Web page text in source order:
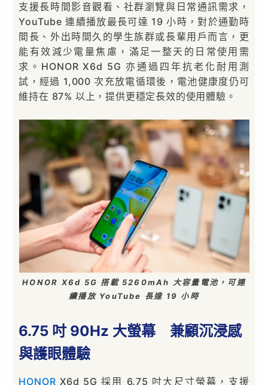
支援長時間影音觀看、社群瀏覽與日常通訊需求，
YouTube 連續播放最長可達 19 小時，對於通勤時
間長、外出時間久的學生族群或長輩用戶而言，更
能有效減少電量焦慮，滿足一整天的日常使用需
求。HONOR X6d 5G 亦通過四年抗老化耐用測
試，經過 1,000 次充放電循環後，電池健康度仍可
維持在 87% 以上，提供更穩定長效的使用體驗。
HONOR X6d 5G 搭載 5260mAh 大容量電池，可連
續播放 YouTube 長達 19 小時
6.75 吋 90Hz 大螢幕 兼顧沉浸感
與護眼體驗
HONOR X6d 5G 採用 6.75 吋大尺寸螢幕，支援